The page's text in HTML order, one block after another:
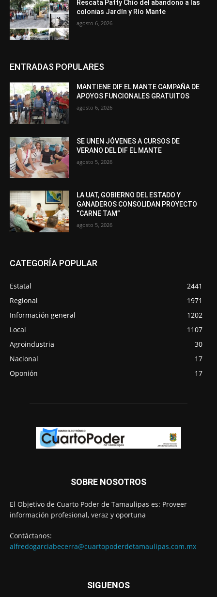
Rescata Patty Chío del abandono a las
colonias Jardín y Río Mante
agosto 6, 2026
ENTRADAS POPULARES
MANTIENE DIF EL MANTE CAMPAÑA DE
APOYOS FUNCIONALES GRATUITOS
agosto 6, 2026
SE UNEN JÓVENES A CURSOS DE
VERANO DEL DIF EL MANTE
agosto 5, 2026
LA UAT, GOBIERNO DEL ESTADO Y
GANADEROS CONSOLIDAN PROYECTO
“CARNE TAM”
agosto 5, 2026
CATEGORÍA POPULAR
Estatal
2441
Regional
1971
Información general
1202
Local
1107
Agroindustria
30
Nacional
17
Oponión
17
SOBRE NOSOTROS
El Objetivo de Cuarto Poder de Tamaulipas es: Proveer
información profesional, veraz y oportuna
Contáctanos:
alfredogarciabecerra@cuartopoderdetamaulipas.com.mx
SIGUENOS